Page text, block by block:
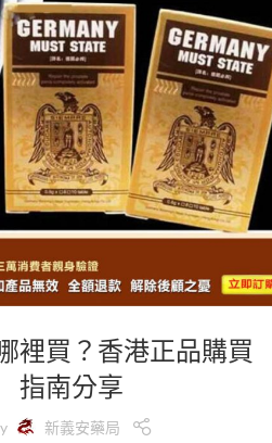
裡買？香港正品購買
指南分享
新義安藥局